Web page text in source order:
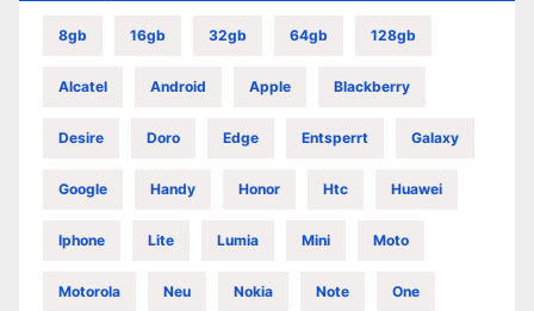
8gb 16gb 32gb 64gb 128gb
Alcatel Android Apple Blackberry
Desire Doro Edge Entsperrt Galaxy
Google Handy Honor Htc Huawei
Iphone Lite Lumia Mini Moto
Motorola Neu Nokia Note One